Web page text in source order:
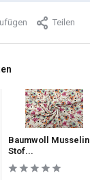
Teilen
Baumwoll Musselin
Stof...